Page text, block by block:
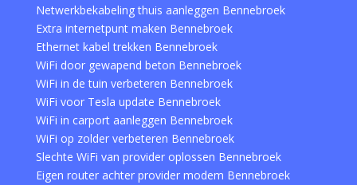
Netwerkbekabeling thuis aanleggen Bennebroek
Extra internetpunt maken Bennebroek
Ethernet kabel trekken Bennebroek
WiFi door gewapend beton Bennebroek
WiFi in de tuin verbeteren Bennebroek
WiFi voor Tesla update Bennebroek
WiFi in carport aanleggen Bennebroek
WiFi op zolder verbeteren Bennebroek
Slechte WiFi van provider oplossen Bennebroek
Eigen router achter provider modem Bennebroek